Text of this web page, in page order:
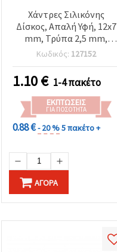
Χάντρες Σιλικόνης
Δίσκος, Απαλή Υφή, 12x7
mm, Τρύπα 2,5 mm,
Λευκό, 5 τεμ.
Κωδικός: 127152
1.10€ 1-4 πακέτο
ΕΚΠΤΏΣΕΙΣ
ΓΙΑ ΠΟΣΌΤΗΤΑ
0.88 €- 20 %5 πακέτο +
ΑΓΟΡΆ